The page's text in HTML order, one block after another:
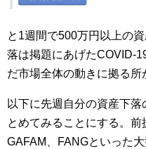
と1週間で500万円以上の
落は掲題にあげたCOVID-
だ市場全体の動きに拠る所
以下に先週自分の資産下
とめてみることにする。前
GAFAM、FANGといった